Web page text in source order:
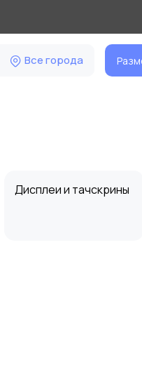
Все города
Дисплеи и тачскрины